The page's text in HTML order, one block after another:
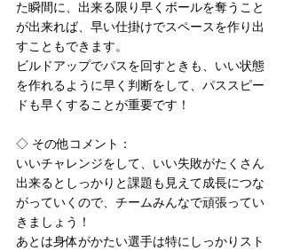
た瞬間に、出来る限り早くボールを奪うこと
が出来れば、早い仕掛けでスペースを作り出
すこともできます。
ビルドアップでパスを回すときも、いい状態
を作れるように早く判断をして、パススピー
ドも早くすることが重要です！
◇ その他コメント：
いいチャレンジをして、いい失敗がたくさん
出来るとしっかりと課題も見えて成長につな
がっていくので、チームみんなで頑張ってい
きましょう！
あとは身体がかたい選手は特にしっかりスト